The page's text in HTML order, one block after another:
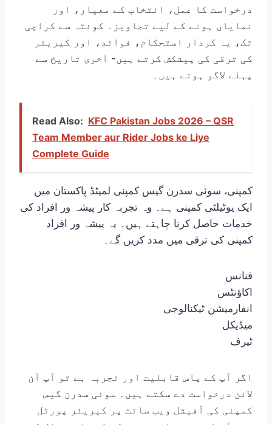
درخواست کا عمل، انتخاب کے معیار، اور
نمایاں ہونے کے لیے تجاویز۔ کوئٹہ سے کراچی
تک، یہ کردار استحکام، فوائد، اور کیریئر
کی ترقی کی پیشکش کرتے ہیں- آخری تاریخ سے
پہلے لاگو ہوتے ہیں۔
Read Also: KFC Pakistan Jobs 2026 – QSR
Team Member aur Rider Jobs ke Liye
Complete Guide
کمپنی، سوئی سدرن گیس کمپنی لمیٹڈ پاکستان میں
ایک یوٹیلٹی کمپنی ہے۔ وہ تجربہ کار پیشہ ور افراد کی
خدمات حاصل کرنا چاہتے ہیں۔ یہ پیشہ ور افراد
کمپنی کی ترقی میں مدد کریں گے۔
فنانس
اکاؤنٹس
انفارمیشن ٹیکنالوجی
میڈیکل
ٹیرف
اگر آپ کے پاس قابلیت اور تجربہ ہے تو آپ آن
لائن درخواست دے سکتے ہیں۔ سوئی سدرن گیس
کمپنی کی آفیشل ویب سائٹ پر کیریئر پورٹل